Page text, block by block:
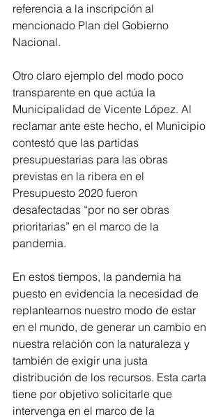
referencia a la inscripción al
mencionado Plan del Gobierno
Nacional.
Otro claro ejemplo del modo poco
transparente en que actúa la
Municipalidad de Vicente López. Al
reclamar ante este hecho, el Municipio
contestó que las partidas
presupuestarias para las obras
previstas en la ribera en el
Presupuesto 2020 fueron
desafectadas “por no ser obras
prioritarias” en el marco de la
pandemia.
En estos tiempos, la pandemia ha
puesto en evidencia la necesidad de
replantearnos nuestro modo de estar
en el mundo, de generar un cambio en
nuestra relación con la naturaleza y
también de exigir una justa
distribución de los recursos. Esta carta
tiene por objetivo solicitarle que
intervenga en el marco de la